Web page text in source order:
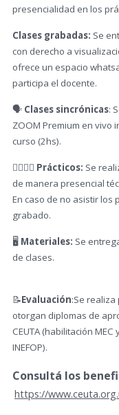
presencialidad en los
Clases grabadas: Se
con derecho a
ofrece un espacio
participa el docente.
🗣️ Clases sincrónicas:
ZOOM Premium en vivo
curso (2hs).
✋🏼🤚🏾 Prácticos: Se
de manera presencial
En caso de no asistir los
grabado.
🖥️ Materiales: Se
de clases.
📝Evaluación:Se
otorgan diplomas de
CEUTA (habilitación
INEFOP).
Consultá los
https://